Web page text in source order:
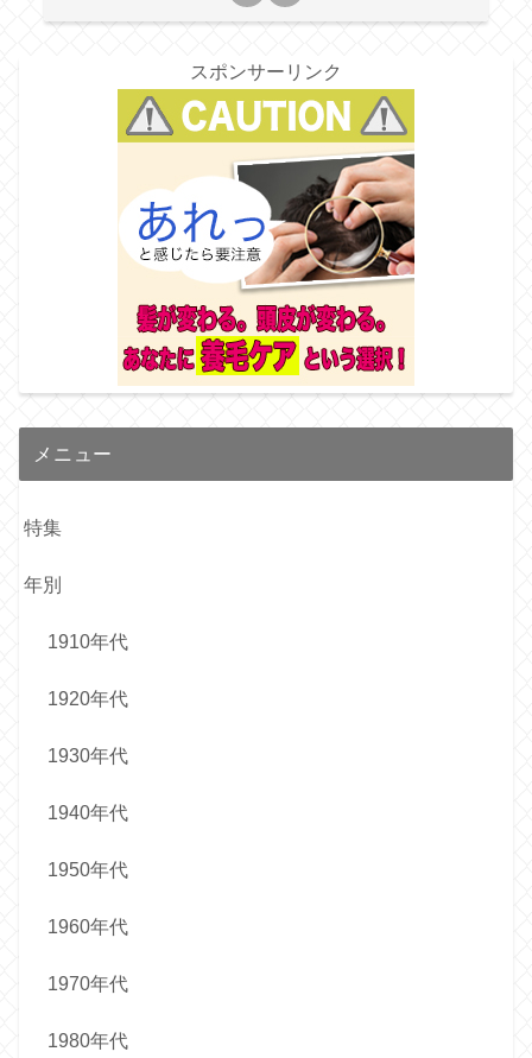
スポンサーリンク
メニュー
特集
年別
1910年代
1920年代
1930年代
1940年代
1950年代
1960年代
1970年代
1980年代